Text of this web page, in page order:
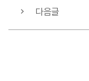
다음글